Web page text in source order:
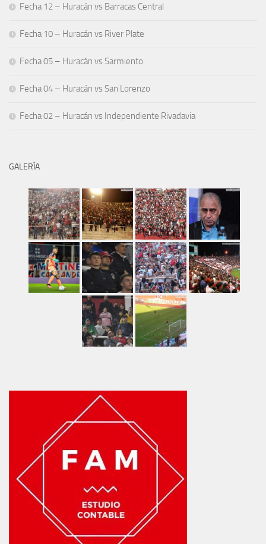
Fecha 12 – Huracán vs Barracas Central
Fecha 10 – Huracán vs River Plate
Fecha 05 – Huracán vs Sarmiento
Fecha 04 – Huracán vs San Lorenzo
Fecha 02 – Huracán vs Independiente Rivadavia
GALERÍA